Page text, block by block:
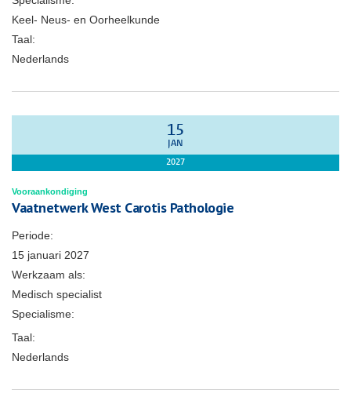
Keel- Neus- en Oorheelkunde
Taal:
Nederlands
15
JAN
2027
Vooraankondiging
Vaatnetwerk West Carotis Pathologie
Periode:
15 januari 2027
Werkzaam als:
Medisch specialist
Specialisme:
Taal:
Nederlands